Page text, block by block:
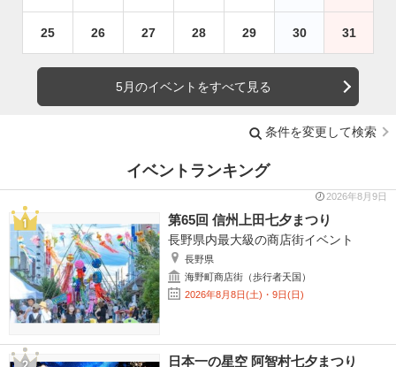
25 26 27 28 29 30 31
5月のイベントをすべて見る
条件を変更して検索
イベントランキング
2026年8月9日
第65回 信州上田七夕まつり
長野県内最大級の商店街イベント
長野県
海野町商店街（歩行者天国）
2026年8月8日(土)・9日(日)
日本一の星空 阿智村七夕まつり